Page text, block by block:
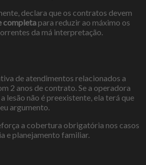
declara que os contratos devem
completa para reduzir ao máximo os
da má interpretação.
de atendimentos relacionados a
2 anos de contrato. Se a operadora
lesão não é preexistente, ela terá que
argumento.
a cobertura obrigatória nos casos
e planejamento familiar.